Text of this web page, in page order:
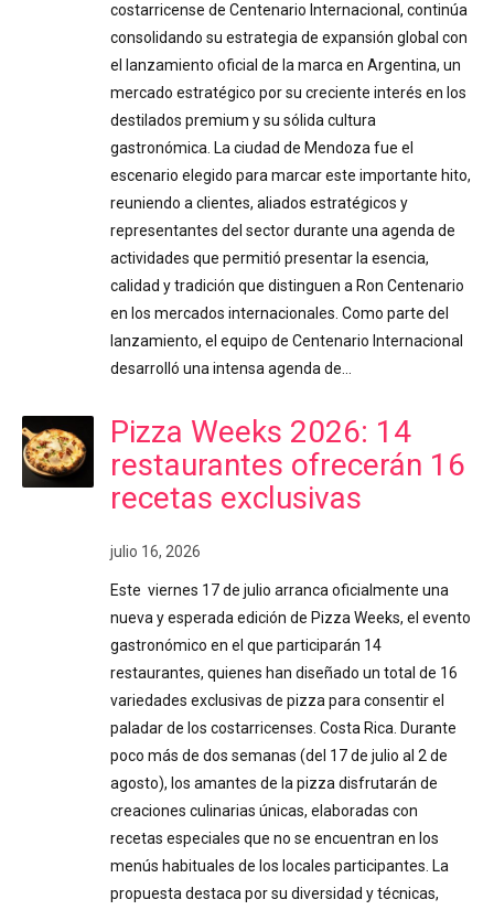
costarricense de Centenario Internacional, continúa
consolidando su estrategia de expansión global con
el lanzamiento oficial de la marca en Argentina, un
mercado estratégico por su creciente interés en los
destilados premium y su sólida cultura
gastronómica. La ciudad de Mendoza fue el
escenario elegido para marcar este importante hito,
reuniendo a clientes, aliados estratégicos y
representantes del sector durante una agenda de
actividades que permitió presentar la esencia,
calidad y tradición que distinguen a Ron Centenario
en los mercados internacionales. Como parte del
lanzamiento, el equipo de Centenario Internacional
desarrolló una intensa agenda de…
Pizza Weeks 2026: 14
restaurantes ofrecerán 16
recetas exclusivas
julio 16, 2026
Este viernes 17 de julio arranca oficialmente una
nueva y esperada edición de Pizza Weeks, el evento
gastronómico en el que participarán 14
restaurantes, quienes han diseñado un total de 16
variedades exclusivas de pizza para consentir el
paladar de los costarricenses. Costa Rica. Durante
poco más de dos semanas (del 17 de julio al 2 de
agosto), los amantes de la pizza disfrutarán de
creaciones culinarias únicas, elaboradas con
recetas especiales que no se encuentran en los
menús habituales de los locales participantes. La
propuesta destaca por su diversidad y técnicas,